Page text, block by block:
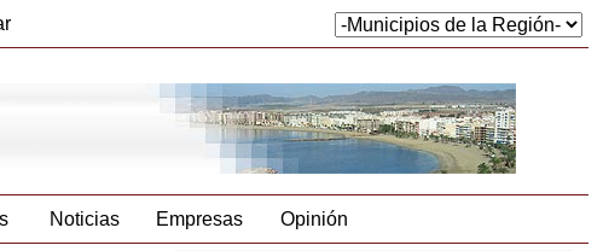
Noticias Empresas Opinión